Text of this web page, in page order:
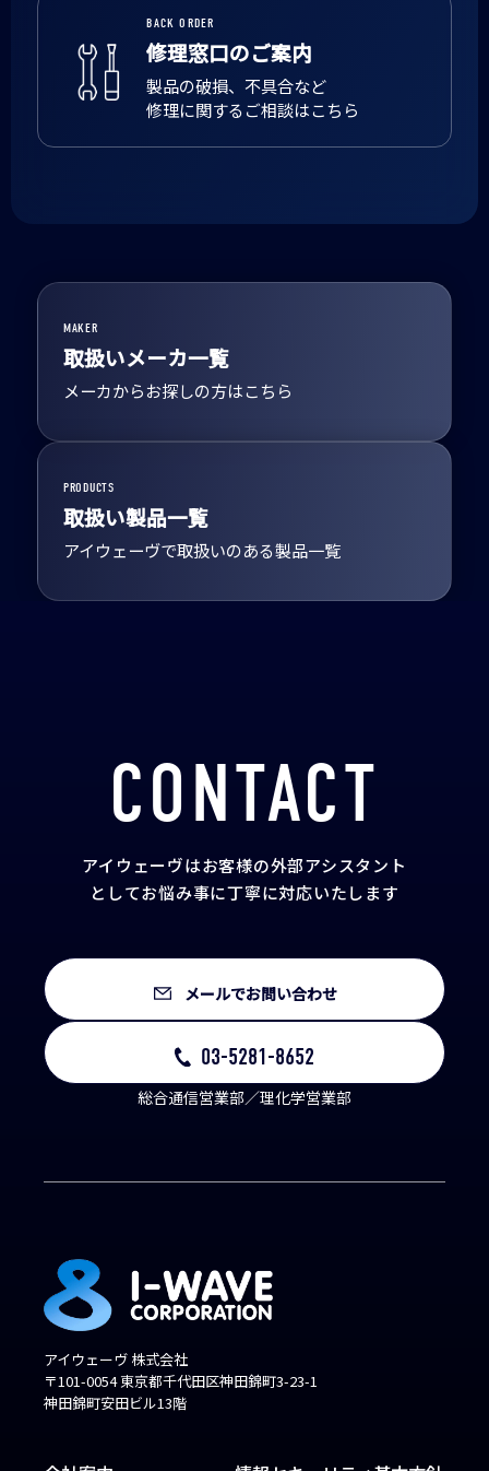
BACK ORDER
修理窓口のご案内
製品の破損、不具合など
修理に関するご相談はこちら
MAKER
取扱いメーカ一覧
メーカからお探しの方はこちら
PRODUCTS
取扱い製品一覧
アイウェーヴで取扱いのある製品一覧
CONTACT
アイウェーヴはお客様の外部アシスタント
としてお悩み事に丁寧に対応いたします
メールでお問い合わせ
03-5281-8652
総合通信営業部／理化学営業部
アイウェーヴ 株式会社
〒101-0054 東京都千代田区神田錦町3-23-1
神田錦町安田ビル13階